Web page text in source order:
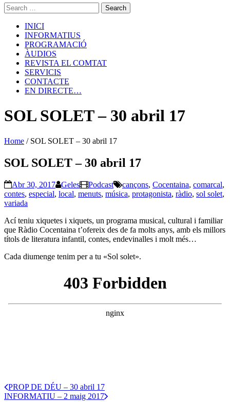
INICI
INFORMATIUS
PROGRAMACIÓ
ÀUDIOS
REVISTA EL COMTAT
SERVICIS
CONTACTE
EN DIRECTE…
SOL SOLET – 30 abril 17
Home / SOL SOLET – 30 abril 17
SOL SOLET – 30 abril 17
Abr 30, 2017 Geles Podcast cançons, Cocentaina, comarcal,
contes, especial, local, menuts, música, protagonista, ràdio, sol solet,
variada
Ací teniu xiquetes i xiquets, un programa musical, cultural i familiar
que Ràdio Cocentaina t’ofereix des de fa molts anys, amb els millors
títols de literatura infantil, contes, endevinalles i molt més…
Cada diumenge tenim per a tu «Sol solet».
PROP DE DÉU – 30 abril 17
INFORMATIU – 2 maig 2017